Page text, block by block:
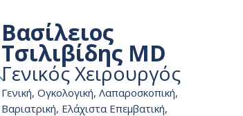
Βασίλειος
Τσιλιβίδης MD
Γενικός Χειρουργός
Γενική, Ογκολογική, Λαπαροσκοπική,
Βαριατρική, Ελάχιστα Επεμβατική,